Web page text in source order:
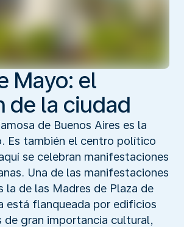
Mayo: el
de la ciudad
de Buenos Aires es la
Es también el centro político
se celebran manifestaciones
Una de las manifestaciones
la de las Madres de Plaza de
está flanqueada por edificios
de gran importancia cultural,